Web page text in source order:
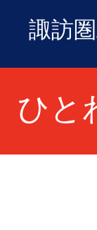
諏訪
ひと